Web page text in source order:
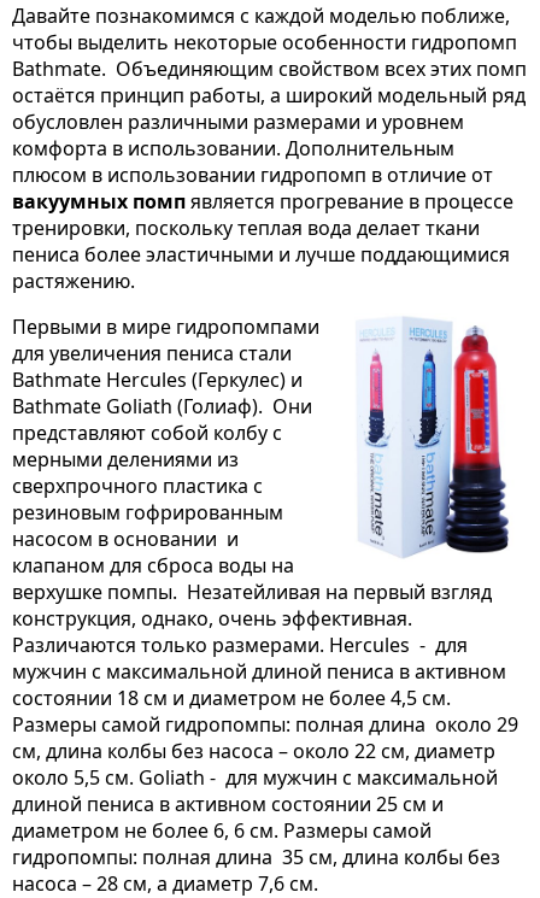
Давайте познакомимся с каждой моделью поближе,
чтобы выделить некоторые особенности гидропомп
Bathmate. Объединяющим свойством всех этих помп
остаётся принцип работы, а широкий модельный ряд
обусловлен различными размерами и уровнем
комфорта в использовании. Дополнительным
плюсом в использовании гидропомп в отличие от
вакуумных помпявляется прогревание в процессе
тренировки, поскольку теплая вода делает ткани
пениса более эластичными и лучше поддающимися
растяжению.
Первыми в мире гидропомпами
для увеличения пениса стали
Bathmate Hercules (Геркулес) и
Bathmate Goliath (Голиаф). Они
представляют собой колбу с
мерными делениями из
сверхпрочного пластика с
резиновым гофрированным
насосом в основании и
клапаном для сброса воды на
верхушке помпы. Незатейливая на первый взгляд
конструкция, однако, очень эффективная.
Различаются только размерами. Hercules - для
мужчин с максимальной длиной пениса в активном
состоянии 18 см и диаметром не более 4,5 см.
Размеры самой гидропомпы: полная длина около 29
см, длина колбы без насоса – около 22 см, диаметр
около 5,5 см. Goliath - для мужчин с максимальной
длиной пениса в активном состоянии 25 см и
диаметром не более 6, 6 см. Размеры самой
гидропомпы: полная длина 35 см, длина колбы без
насоса – 28 см, а диаметр 7,6 см.